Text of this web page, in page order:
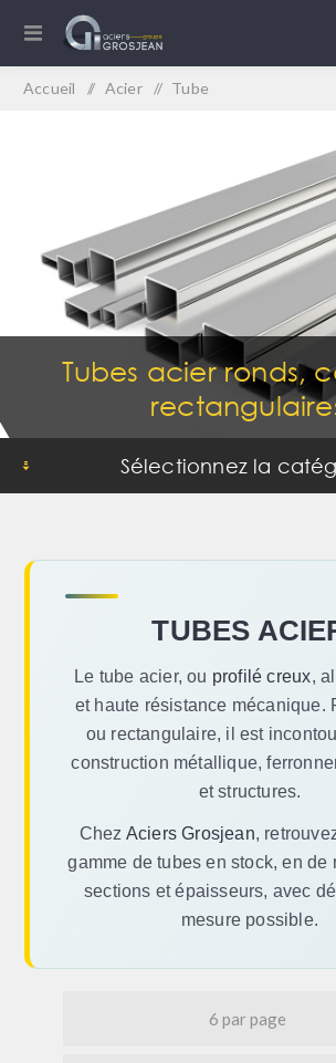
Accueil / Acier / Tube
Tubes acier ronds,
Sélectionnez la
TUBES
Le tube acier, ou profilé creux,
et haute résistance mécanique.
ou rectangulaire, il est
construction métallique,
et structures.
Chez Aciers Grosjean,
gamme de tubes en stock, en de
sections et épaisseurs, avec
mesure possible.